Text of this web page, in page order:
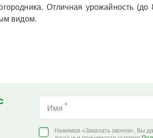
Отличная урожайность (до
видом.
Имя *
Нажимая «Заказать звонок», Вы